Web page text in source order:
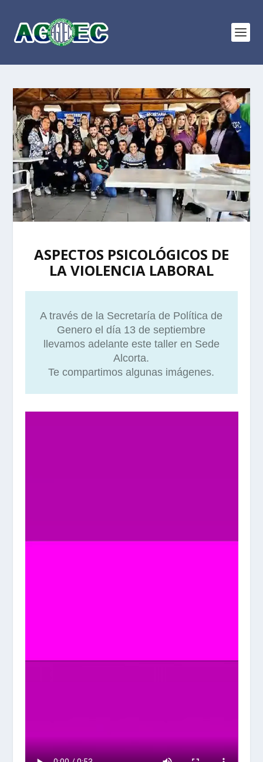
ASPECTOS PSICOLÓGICOS DE
LA VIOLENCIA LABORAL
A través de la Secretaría de Política de
Genero el día 13 de septiembre
llevamos adelante este taller en Sede
Alcorta.
Te compartimos algunas imágenes.